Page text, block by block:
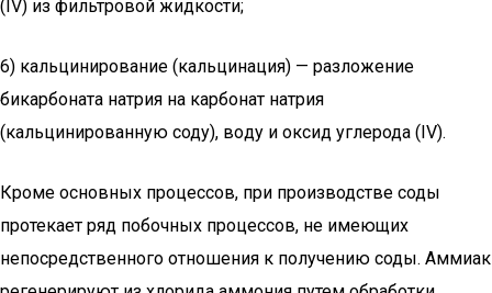
(IV) из фильтровой жидкости;
6) кальцинирование (кальцинация) — разложение
бикарбо­ната натрия на карбонат натрия
(кальцинированную соду), во­ду и оксид углерода (IV).
Кроме основных процессов, при производстве соды
протекает ряд побочных процессов, не имеющих
непосредственного отно­шения к получению соды. Аммиак